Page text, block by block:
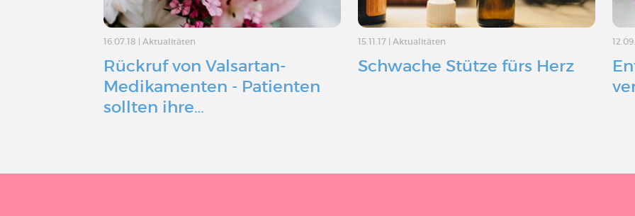
16.07.18 |Aktualitäten
Rückruf von Valsartan-
Medikamenten - Patienten
sollten ihre…
15.11.17 |Aktualitäten
Schwache Stütze fürs Herz